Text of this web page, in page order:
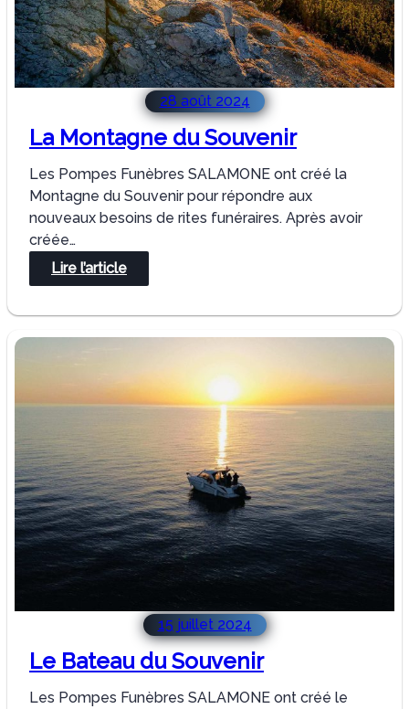
28 août 2024
La Montagne du Souvenir
Les Pompes Funèbres SALAMONE ont créé la
Montagne du Souvenir pour répondre aux
nouveaux besoins de rites funéraires. Après avoir
créée…
Lire l’article:
La
Montagne
du
15 juillet 2024
Le Bateau du Souvenir
Les Pompes Funèbres SALAMONE ont créé le